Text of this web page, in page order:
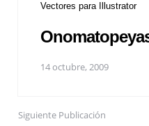
Vectores para Illustrator
14 octubre, 2009
Siguiente Publicación